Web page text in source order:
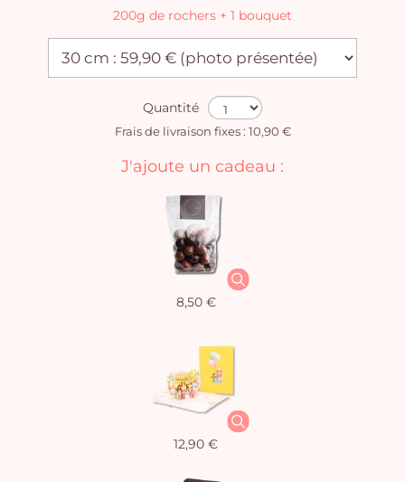
200g de rochers + 1 bouquet
Quantité
Frais de livraison fixes : 10,90 €
J'ajoute un cadeau :
8,50 €
12,90 €